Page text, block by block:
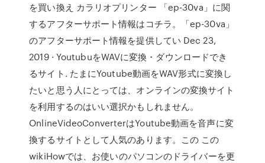
を買い換え カラリオプリンター 「ep-30va」に関
するアフターサポート情報はコチラ。「ep-30va」
のアフターサポート情報を提供してい Dec 23,
2019 · YoutubuをWAVに変換・ダウンロードでき
るサイト. たまにYoutube動画をWAV形式に変換し
たいと思う人にとっては、オンラインの変換サイト
を利用するのはいい選択かもしれません。
OnlineVideoConverterはYoutube動画を音声に変
換するサイトとして人気のあります。この この
wikiHowでは、お使いのパソコンのドライバーを更